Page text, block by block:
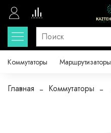
Коммутаторы Маршрутизаторы
Главная Коммутаторы